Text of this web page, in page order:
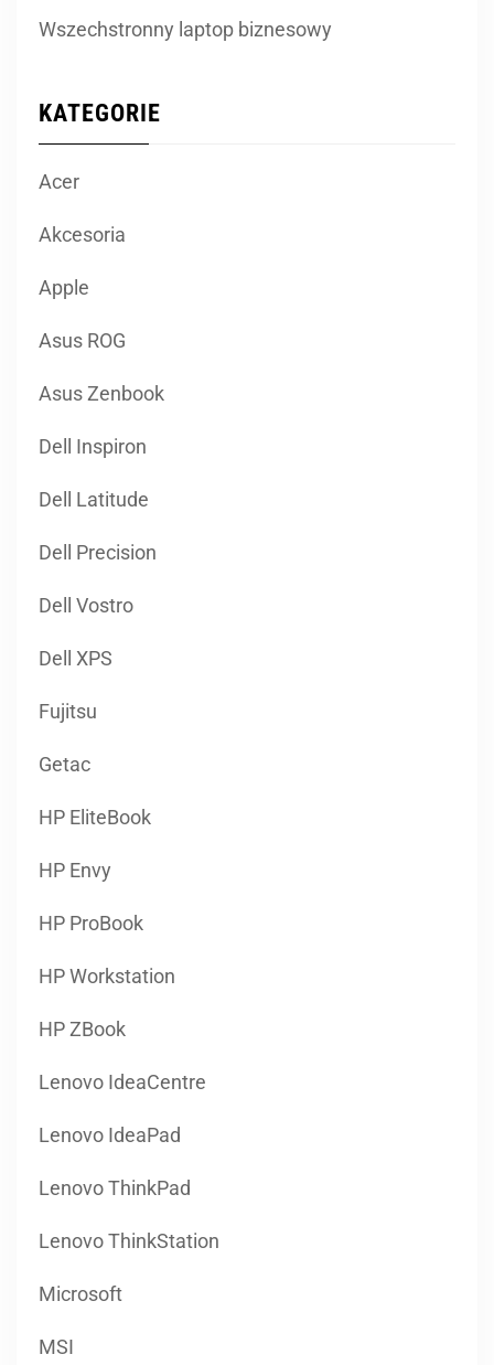
Wszechstronny laptop biznesowy
KATEGORIE
Acer
Akcesoria
Apple
Asus ROG
Asus Zenbook
Dell Inspiron
Dell Latitude
Dell Precision
Dell Vostro
Dell XPS
Fujitsu
Getac
HP EliteBook
HP Envy
HP ProBook
HP Workstation
HP ZBook
Lenovo IdeaCentre
Lenovo IdeaPad
Lenovo ThinkPad
Lenovo ThinkStation
Microsoft
MSI